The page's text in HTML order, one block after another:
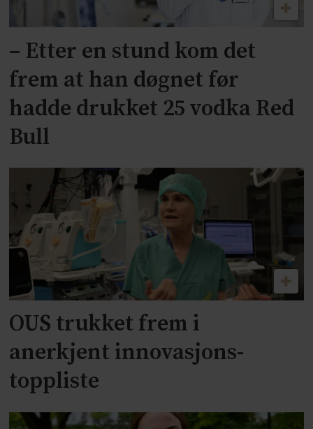
– Etter en stund kom det
frem at han døgnet før
hadde drukket 25 vodka Red
Bull
OUS trukket frem i
anerkjent innovasjons-
toppliste